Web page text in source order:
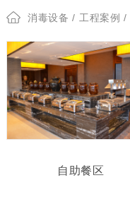
消毒设备 / 工程案例 /
自助餐区